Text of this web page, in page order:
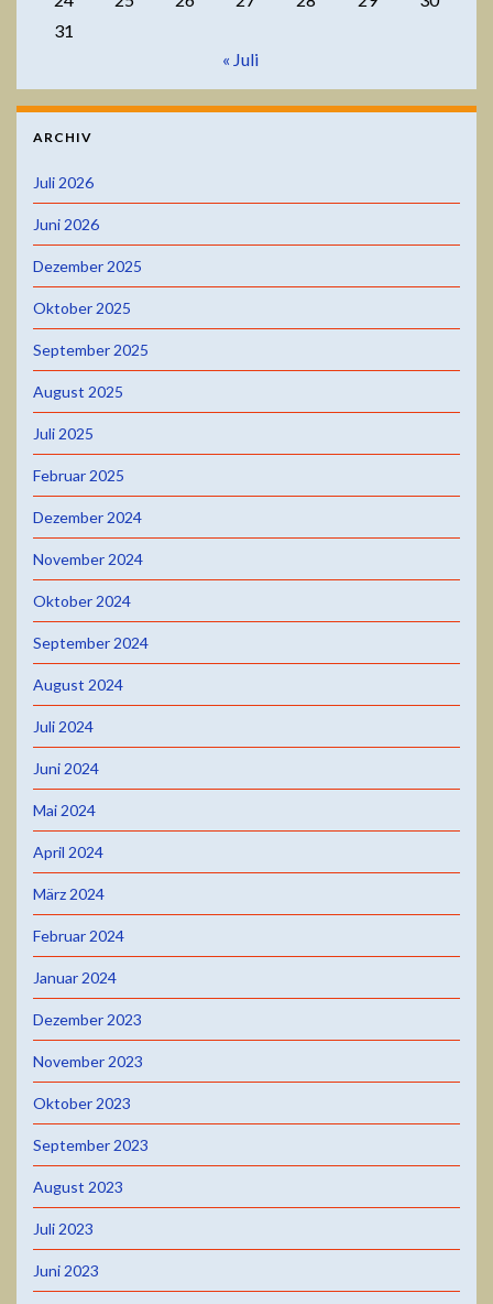
31
« Juli
ARCHIV
Juli 2026
Juni 2026
Dezember 2025
Oktober 2025
September 2025
August 2025
Juli 2025
Februar 2025
Dezember 2024
November 2024
Oktober 2024
September 2024
August 2024
Juli 2024
Juni 2024
Mai 2024
April 2024
März 2024
Februar 2024
Januar 2024
Dezember 2023
November 2023
Oktober 2023
September 2023
August 2023
Juli 2023
Juni 2023